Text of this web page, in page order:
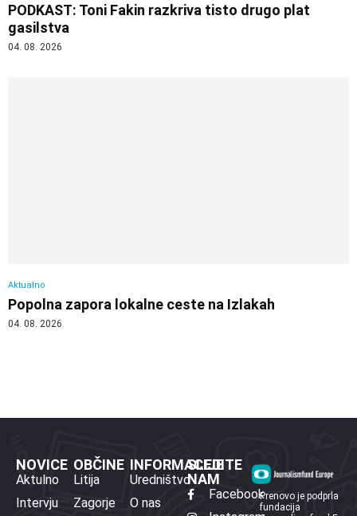
PODKAST: Toni Fakin razkriva tisto drugo plat
gasilstva
04. 08. 2026
Aktualno
Popolna zapora lokalne ceste na Izlakah
04. 08. 2026
NOVICE
Aktulno
Intervju
OBČINE
Litija
Zagorje
INFORMACIJE
Uredništvo
O nas
SLEDITE
NAM
FacebookPrenovo je podprla
fundacija